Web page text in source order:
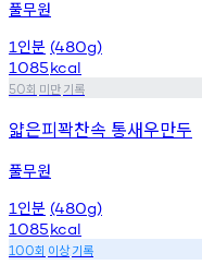
풀무원
1 인분 (480g)
1085kcal
50회 미만기록
얇은피꽉찬속 통새우만두
풀무원
1 인분 (480g)
1085kcal
100회 이상기록